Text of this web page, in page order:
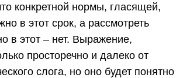
конкретной нормы, гласящей,
в этот срок, а рассмотреть
в этот – нет. Выражение,
просторечно и далеко от
слога, но оно будет понятно